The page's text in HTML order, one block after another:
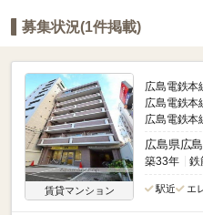
募集状況(1件掲載)
賃貸マンション
広島電鉄本
広島電鉄本
広島電鉄本
広島県広
築33年 鉄
駅近 エ